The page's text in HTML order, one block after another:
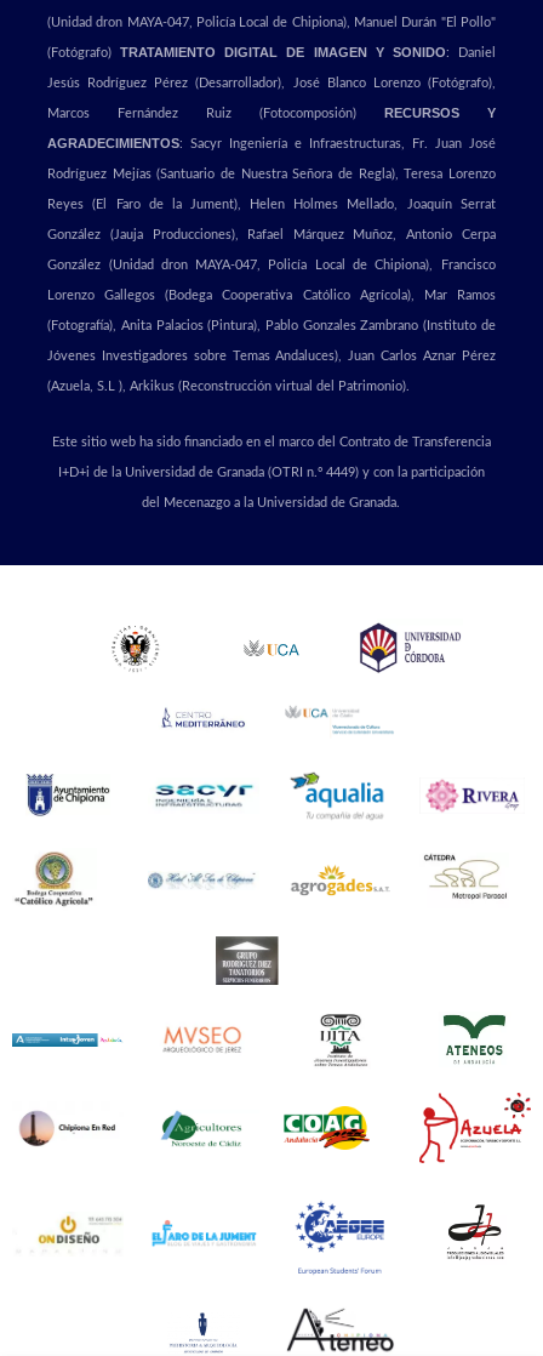
(Unidad dron MAYA-047, Policía Local de Chipiona), Manuel Durán "El Pollo"
(Fotógrafo)TRATAMIENTO DIGITAL DE IMAGEN Y SONIDO: Daniel
Jesús Rodríguez Pérez (Desarrollador), José Blanco Lorenzo (Fotógrafo),
Marcos Fernández Ruiz (Fotocomposión) RECURSOS Y
AGRADECIMIENTOS: Sacyr Ingeniería e Infraestructuras, Fr. Juan José
Rodríguez Mejías (Santuario de Nuestra Señora de Regla), Teresa Lorenzo
Reyes (El Faro de la Jument), Helen Holmes Mellado, Joaquín Serrat
González (Jauja Producciones), Rafael Márquez Muñoz, Antonio Cerpa
González (Unidad dron MAYA-047, Policía Local de Chipiona), Francisco
Lorenzo Gallegos (Bodega Cooperativa Católico Agrícola), Mar Ramos
(Fotografía), Anita Palacios (Pintura), Pablo Gonzales Zambrano (Instituto de
Jóvenes Investigadores sobre Temas Andaluces), Juan Carlos Aznar Pérez
(Azuela, S.L ), Arkikus (Reconstrucción virtual del Patrimonio).
Este sitio web ha sido financiado en el marco del Contrato de Transferencia
I+D+i de la Universidad de Granada (OTRI n.º 4449) y con la participación
del Mecenazgo a la Universidad de Granada.